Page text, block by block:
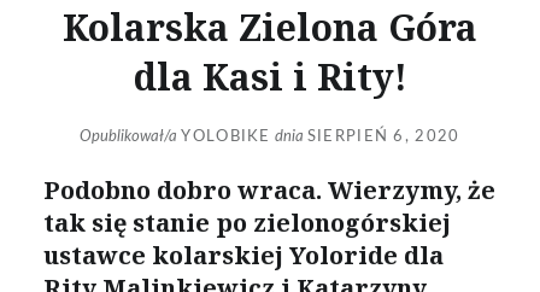
Kolarska Zielona Góra
dla Kasi i Rity!
Opublikował/a YOLOBIKE dnia SIERPIEŃ 6, 2020
Podobno dobro wraca. Wierzymy, że
tak się stanie po zielonogórskiej
ustawce kolarskiej Yoloride dla